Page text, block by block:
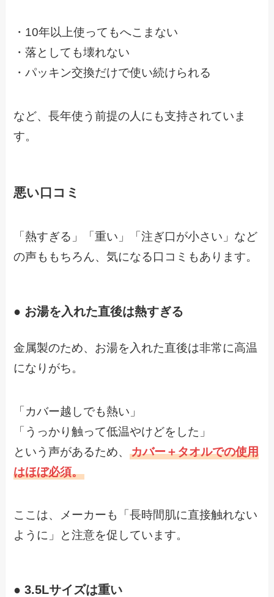
・10年以上使ってもへこまない
・落としても壊れない
・パッキン交換だけで使い続けられる
など、長年使う前提の人にも支持されていま
す。
悪い口コミ
「熱すぎる」「重い」「注ぎ口が小さい」など
の声ももちろん、気になる口コミもあります。
● お湯を入れた直後は熱すぎる
金属製のため、お湯を入れた直後は非常に高温
になりがち。
「カバー越しでも熱い」
「うっかり触って低温やけどをした」
という声があるため、カバー＋タオルでの使用
はほぼ必須。
ここは、メーカーも「長時間肌に直接触れない
ように」と注意を促しています。
● 3.5Lサイズは重い